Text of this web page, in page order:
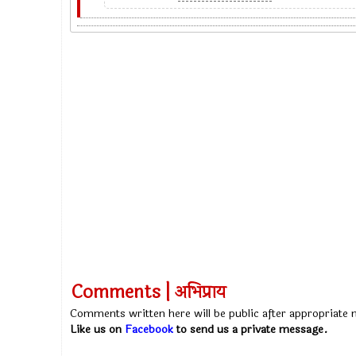
Comments | अभिप्राय
Comments written here will be public after appropriate
Like us on Facebookto send us a private message.